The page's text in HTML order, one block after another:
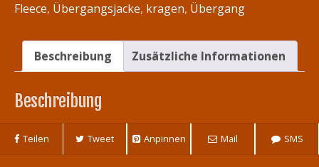
Fleece, Übergangsjacke, kragen, Übergang
Beschreibung Zusätzliche Informationen
Beschreibung
Teilen Tweet Anpinnen Mail SMS